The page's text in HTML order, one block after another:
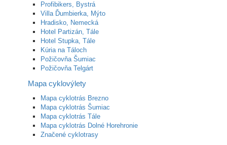
Profibikers, Bystrá
Villa Ďumbierka, Mýto
Hradisko, Nemecká
Hotel Partizán, Tále
Hotel Stupka, Tále
Kúria na Táloch
Požičovňa Šumiac
Požičovňa Telgárt
Mapa cyklovýlety
Mapa cyklotrás Brezno
Mapa cyklotrás Šumiac
Mapa cyklotrás Tále
Mapa cyklotrás Dolné Horehronie
Značené cyklotrasy